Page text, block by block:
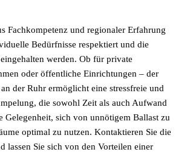
Fachkompetenz und regionaler Erfahrung
Bedürfnisse respektiert und die
werden. Ob für private
oder öffentliche Einrichtungen – der
der Ruhr ermöglicht eine stressfreie und
die sowohl Zeit als auch Aufwand
Gelegenheit, sich von unnötigem Ballast zu
optimal zu nutzen. Kontaktieren Sie die
lassen Sie sich von den Vorteilen einer